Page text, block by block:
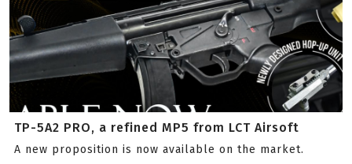
TP-5A2 PRO, a refined MP5 from LCT Airsoft
A new proposition is now available on the market.